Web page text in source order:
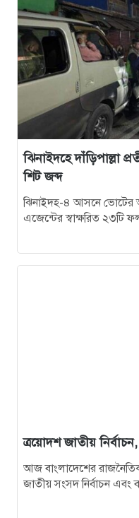
ঝিনাইদহে দাঁড়িপাল্লা
শিট জব্দ
ঝিনাইদহ-৪ আসনে ভোটের
এজেন্টের স্বাক্ষরিত ২৩টি
ত্রয়োদশ জাতীয়
আজ বাংলাদেশের
জাতীয় সংসদ নির্বাচন এবং